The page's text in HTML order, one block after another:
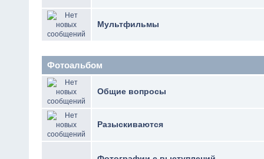
Мультфильмы
Фотоальбом
Общие вопросы
Разыскиваются